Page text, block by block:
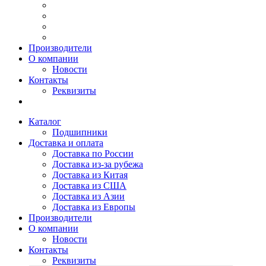
Производители
О компании
Новости
Контакты
Реквизиты
Каталог
Подшипники
Доставка и оплата
Доставка по России
Доставка из-за рубежа
Доставка из Китая
Доставка из США
Доставка из Азии
Доставка из Европы
Производители
О компании
Новости
Контакты
Реквизиты